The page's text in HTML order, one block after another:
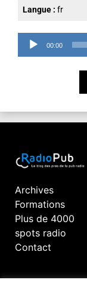
Langue : fr
Lecteur00:00
Archives
Formations
Plus de 4000
spots radio
Contact